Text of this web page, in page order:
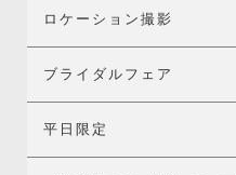
ロケーション撮影
ブライダルフェア
平日限定